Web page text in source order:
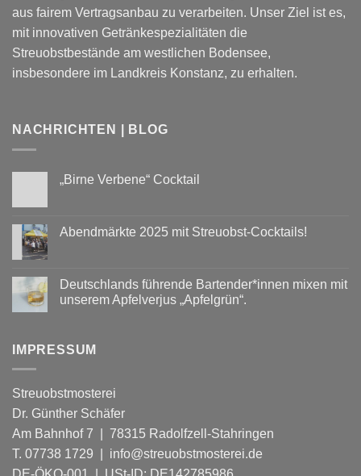
aus fairem Vertragsanbau zu verarbeiten. Unser Ziel ist es,
mit innovativen Getränkespezialitäten die
Streuobstbestände am westlichen Bodensee,
insbesondere im Landkreis Konstanz, zu erhalten.
NACHRICHTEN | BLOG
„Birne Verbene“ Cocktail
„Birne
Verbene“
Abendmärkte 2025 mit Streuobst-Cocktails!
Abendmärkte
2025
mit
Deutschlands führende Bartender*innen mixen mit
unserem Apfelverjus „Apfelgrün“.
Deutschlands
führende
mit
unserem
Apfelverjus
„Apfelgrün“.
IMPRESSUM
Streuobstmosterei
Dr. Günther Schäfer
Am Bahnhof 7 | 78315 Radolfzell-Stahringen
T. 07738 1729 | info@streuobstmosterei.de